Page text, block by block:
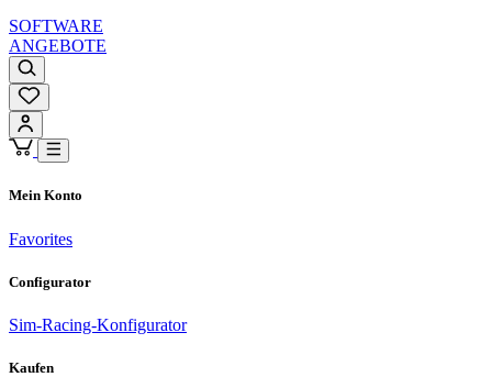
SOFTWARE
ANGEBOTE
Mein Konto
Favorites
Configurator
Sim-Racing-Konfigurator
Kaufen